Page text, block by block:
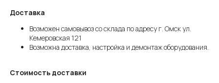
Доставка
Возможен самовывоз со склада по адресу г. Омск ул.
Кемеровская 121
Возможна доставка, настройка и демонтаж оборудования.
Стоимость доставки